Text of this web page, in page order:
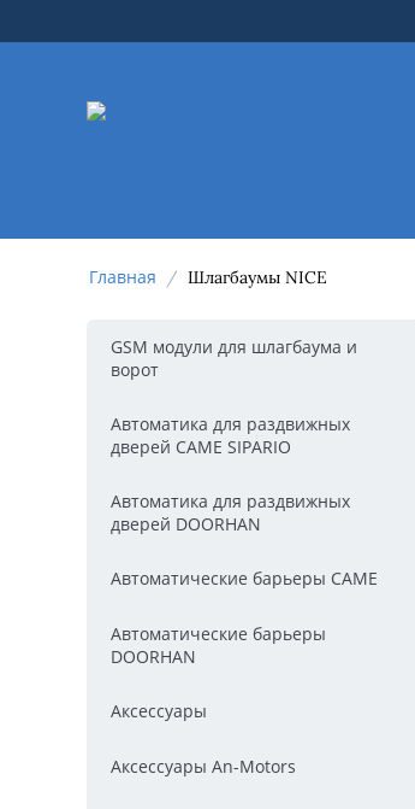
Главная / Шлагбаумы NICE
GSM модули для шлагбаума и
ворот
Автоматика для раздвижных
дверей CAME SIPARIO
Автоматика для раздвижных
дверей DOORHAN
Автоматические барьеры CAME
Автоматические барьеры
DOORHAN
Аксессуары
Аксессуары An-Motors